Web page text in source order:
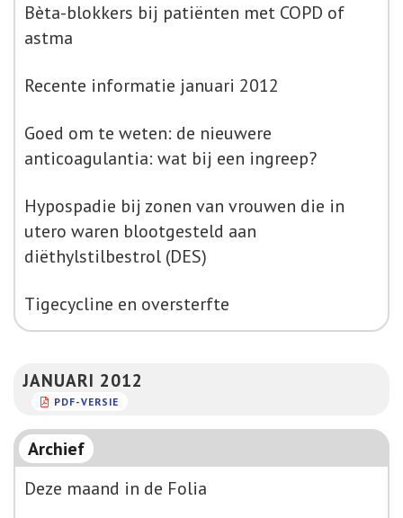
Bèta-blokkers bij patiënten met COPD of
astma
Recente informatie januari 2012
Goed om te weten: de nieuwere
anticoagulantia: wat bij een ingreep?
Hypospadie bij zonen van vrouwen die in
utero waren blootgesteld aan
diëthylstilbestrol (DES)
Tigecycline en oversterfte
JANUARI 2012
PDF-VERSIE
Archief
Deze maand in de Folia